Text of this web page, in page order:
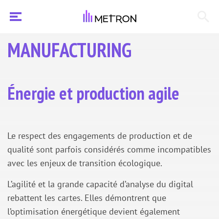
MANUFACTURING
Énergie et production agile
Le respect des engagements de production et de
qualité sont parfois considérés comme incompatibles
avec les enjeux de transition écologique.
L’agilité et la grande capacité d’analyse du digital
rebattent les cartes. Elles démontrent que
l’optimisation énergétique devient également